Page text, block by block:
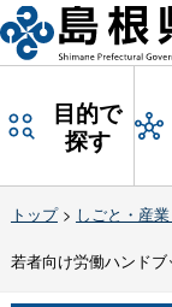
目的で
探す
トップ> しごと・産業
若者向け労働ハンドブ